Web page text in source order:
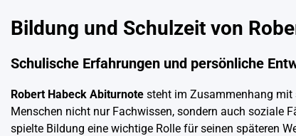
Bildung und Schulzeit von
Schulische Erfahrungen und persönliche
Robert Habeck Abiturnote steht im Zusammenhang mit
Menschen nicht nur Fachwissen, sondern auch soziale
spielte Bildung eine wichtige Rolle für seinen späteren